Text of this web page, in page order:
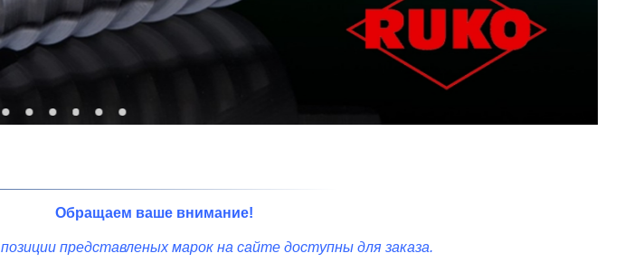
Обращаем ваше внимание!
позиции представленыхмарок на сайте доступны для заказа.